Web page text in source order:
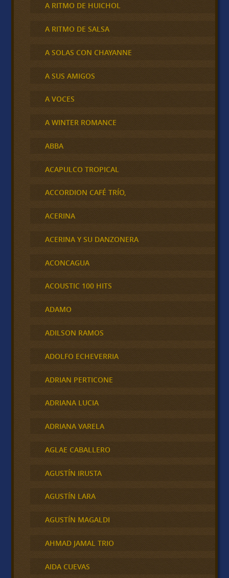
A RITMO DE HUICHOL
A RITMO DE SALSA
A SOLAS CON CHAYANNE
A SUS AMIGOS
A VOCES
A WINTER ROMANCE
ABBA
ACAPULCO TROPICAL
ACCORDION CAFÉ TRÍO,
ACERINA
ACERINA Y SU DANZONERA
ACONCAGUA
ACOUSTIC 100 HITS
ADAMO
ADILSON RAMOS
ADOLFO ECHEVERRIA
ADRIAN PERTICONE
ADRIANA LUCIA
ADRIANA VARELA
AGLAE CABALLERO
AGUSTÍN IRUSTA
AGUSTÍN LARA
AGUSTÍN MAGALDI
AHMAD JAMAL TRIO
AIDA CUEVAS